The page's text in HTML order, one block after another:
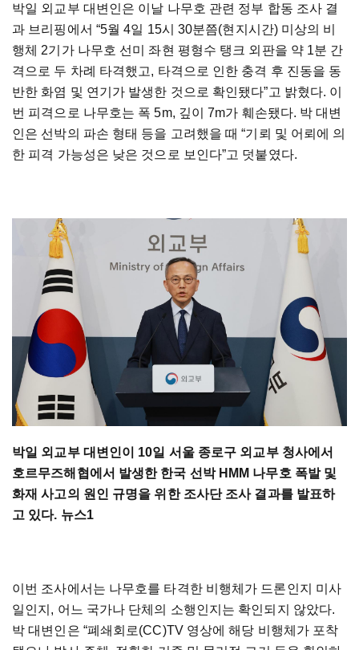
박일 외교부 대변인은 이날 나무호 관련 정부 합동 조사 결
과 브리핑에서 “5월 4일 15시 30분쯤(현지시간) 미상의 비
행체 2기가 나무호 선미 좌현 평형수 탱크 외판을 약 1분 간
격으로 두 차례 타격했고, 타격으로 인한 충격 후 진동을 동
반한 화염 및 연기가 발생한 것으로 확인됐다”고 밝혔다. 이
번 피격으로 나무호는 폭 5m, 깊이 7m가 훼손됐다. 박 대변
인은 선박의 파손 형태 등을 고려했을 때 “기뢰 및 어뢰에 의
한 피격 가능성은 낮은 것으로 보인다”고 덧붙였다.
박일 외교부 대변인이 10일 서울 종로구 외교부 청사에서
호르무즈해협에서 발생한 한국 선박 HMM 나무호 폭발 및
화재 사고의 원인 규명을 위한 조사단 조사 결과를 발표하
고 있다. 뉴스1
이번 조사에서는 나무호를 타격한 비행체가 드론인지 미사
일인지, 어느 국가나 단체의 소행인지는 확인되지 않았다.
박 대변인은 “폐쇄회로(CC)TV 영상에 해당 비행체가 포착